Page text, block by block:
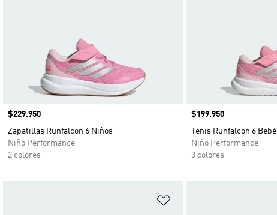
Precio
$229.950
Zapatillas Runfalcon 6 Niños
Niño Performance
2 colores
Precio
$199.950
Tenis Runfalcon 6 Bebé
Niño Performance
3 colores